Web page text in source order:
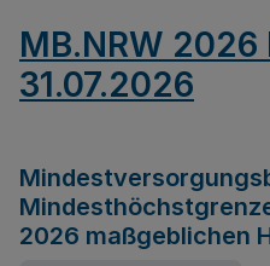
MB.NRW 2026
31.07.2026
2026 maßgeblichen